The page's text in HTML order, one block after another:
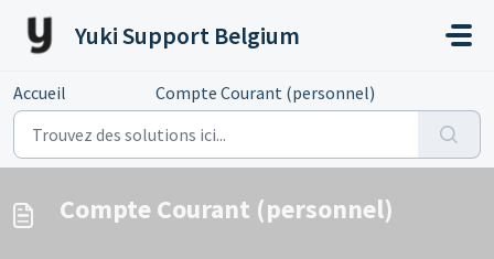
Yuki Support Belgium
Accueil Compte Courant (personnel)
Compte Courant (personnel)